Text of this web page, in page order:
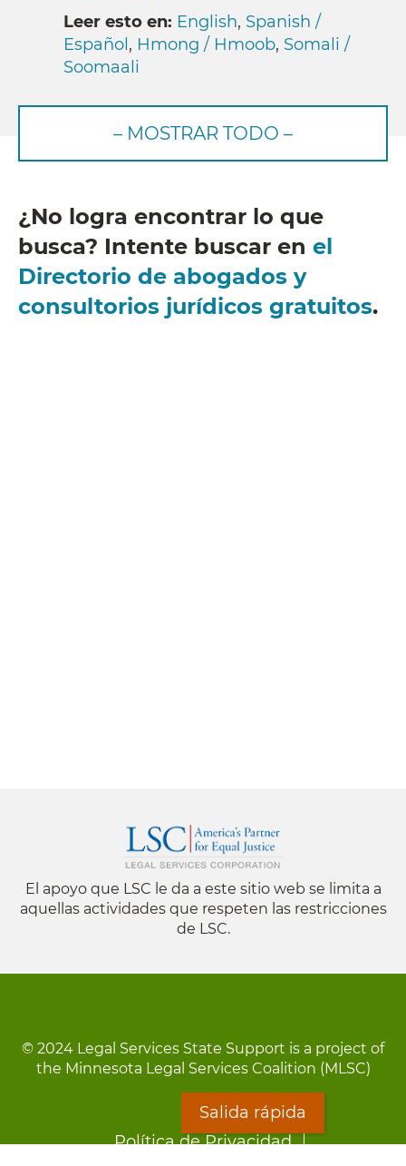
Leer esto en: English, Spanish /
Español , Hmong / Hmoob, Somali /
Soomaali
– MOSTRAR TODO –
¿No logra encontrar lo que
busca? Intente buscar en el
Directorio de abogados y
consultorios jurídicos gratuitos.
El apoyo que LSC le da a este sitio web se limita a
aquellas actividades que respeten las restricciones
de LSC.
© 2024 Legal Services State Support is a project of
the Minnesota Legal Services Coalition (MLSC)
Política de Privacidad
Salida rápida